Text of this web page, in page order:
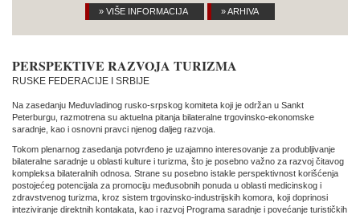
» VIŠE INFORMACIJA » ARHIVA
» VIŠE INFORMACIJA » ARHIVA
» VIŠE INFORMACIJA » ARHIVA
PERSPEKTIVE RAZVOJA TURIZMA
RUSKE FEDERACIJE I SRBIJE
Na zasedanju Međuvladinog rusko-srpskog komiteta koji je održan u Sankt
Peterburgu, razmotrena su aktuelna pitanja bilateralne trgovinsko-ekonomske
saradnje, kao i osnovni pravci njenog daljeg razvoja.
Tokom plenarnog zasedanja potvrđeno je uzajamno interesovanje za produbljivanje
bilateralne saradnje u oblasti kulture i turizma, što je posebno važno za razvoj čitavog
kompleksa bilateralnih odnosa. Strane su posebno istakle perspektivnost korišćenja
postojećeg potencijala za promociju međusobnih ponuda u oblasti medicinskog i
zdravstvenog turizma, kroz sistem trgovinsko-industrijskih komora, koji doprinosi
inteziviranje direktnih kontakata, kao i razvoj Programa saradnje i povećanje turističkih